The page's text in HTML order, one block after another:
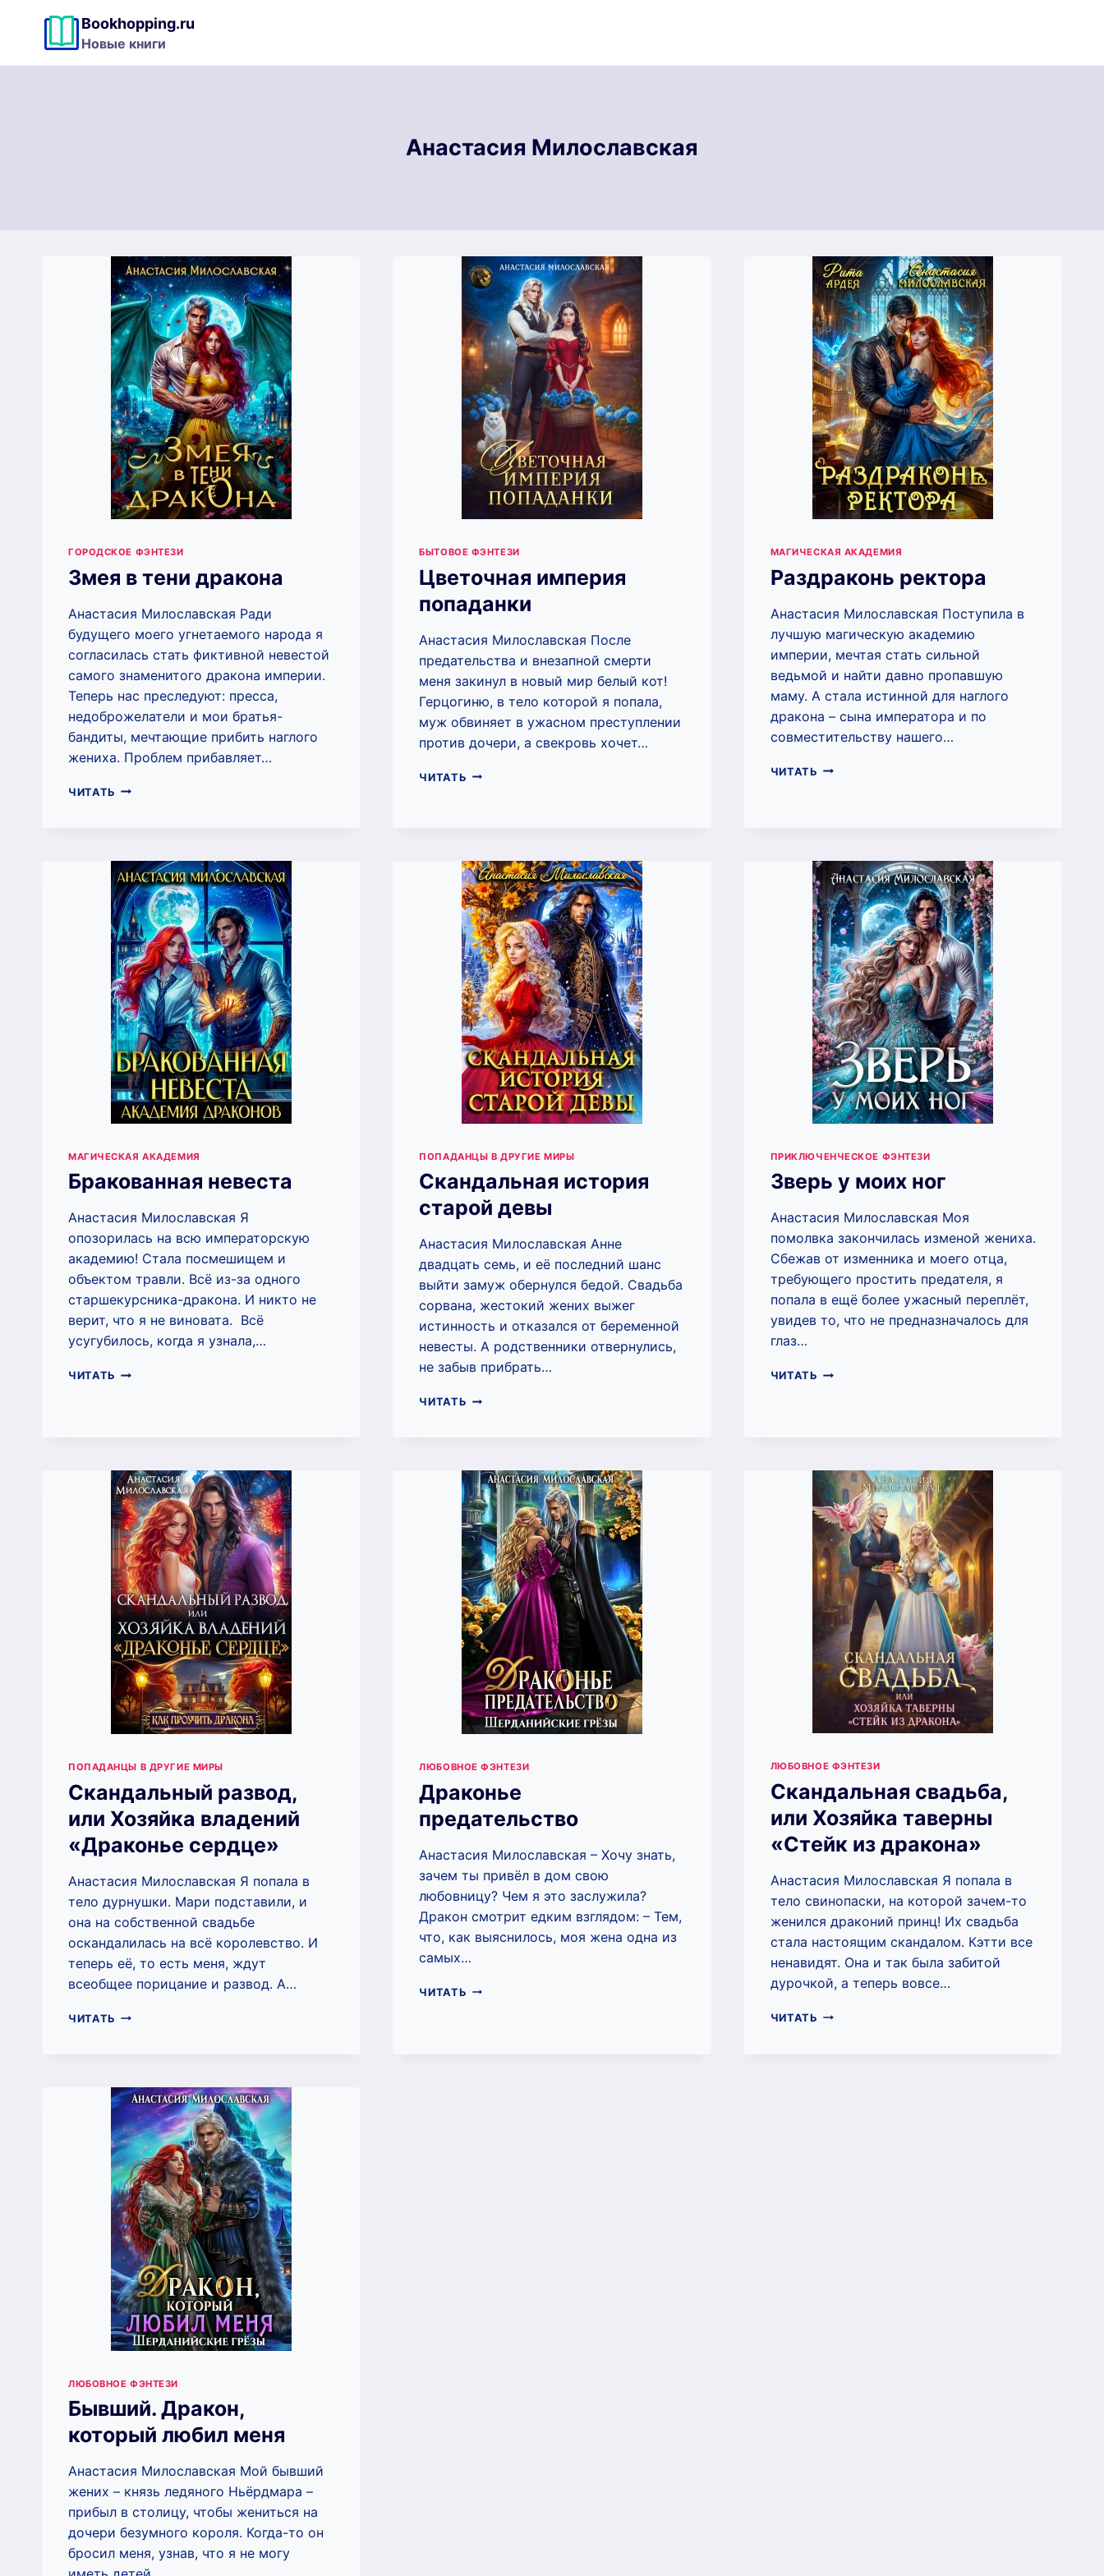
содержимому
Bookhopping.ru
Новые книги
Анастасия Милославская
ГОРОДСКОЕ ФЭНТЕЗИ
Змея в тени дракона
Анастасия Милославская Ради
будущего моего угнетаемого народа я
согласилась стать фиктивной невестой
самого знаменитого дракона империи.
Теперь нас преследуют: пресса,
недоброжелатели и мои братья-
бандиты, мечтающие прибить наглого
жениха. Проблем прибавляет…
ЧИТАТЬ ЗМЕЯ
БЫТОВОЕ ФЭНТЕЗИ
Цветочная империя
попаданки
Анастасия Милославская После
предательства и внезапной смерти
меня закинул в новый мир белый кот!
Герцогиню, в тело которой я попала,
муж обвиняет в ужасном преступлении
против дочери, а свекровь хочет…
ЧИТАТЬ ЦВЕТОЧНАЯ
МАГИЧЕСКАЯ АКАДЕМИЯ
Раздраконь ректора
Анастасия Милославская Поступила в
лучшую магическую академию
империи, мечтая стать сильной
ведьмой и найти давно пропавшую
маму. А стала истинной для наглого
дракона – сына императора и по
совместительству нашего…
ЧИТАТЬ РАЗДРАКОНЬ
МАГИЧЕСКАЯ АКАДЕМИЯ
Бракованная невеста
Анастасия Милославская Я
опозорилась на всю императорскую
академию! Стала посмешищем и
объектом травли. Всё из-за одного
старшекурсника-дракона. И никто не
верит, что я не виновата. Всё
усугубилось, когда я узнала,…
ЧИТАТЬ БРАКОВАННАЯ
ПОПАДАНЦЫ В ДРУГИЕ МИРЫ
Скандальная история
старой девы
Анастасия Милославская Анне
двадцать семь, и её последний шанс
выйти замуж обернулся бедой. Свадьба
сорвана, жестокий жених выжег
истинность и отказался от беременной
невесты. А родственники отвернулись,
не забыв прибрать…
ЧИТАТЬ СКАНДАЛЬНАЯ
ПРИКЛЮЧЕНЧЕСКОЕ ФЭНТЕЗИ
Зверь у моих ног
Анастасия Милославская Моя
помолвка закончилась изменой жениха.
Сбежав от изменника и моего отца,
требующего простить предателя, я
попала в ещё более ужасный переплёт,
увидев то, что не предназначалось для
глаз…
ЧИТАТЬ ЗВЕРЬ
ПОПАДАНЦЫ В ДРУГИЕ МИРЫ
Скандальный развод,
или Хозяйка владений
«Драконье сердце»
Анастасия Милославская Я попала в
тело дурнушки. Мари подставили, и
она на собственной свадьбе
оскандалилась на всё королевство. И
теперь её, то есть меня, ждут
всеобщее порицание и развод. А…
ЧИТАТЬ СКАНДАЛЬНЫЙ
«ДРАКОНЬЕ
СЕРДЦЕ»
ЛЮБОВНОЕ ФЭНТЕЗИ
Драконье
предательство
Анастасия Милославская – Хочу знать,
зачем ты привёл в дом свою
любовницу? Чем я это заслужила?
Дракон смотрит едким взглядом: – Тем,
что, как выяснилось, моя жена одна из
самых…
ЧИТАТЬ ДРАКОНЬЕ
ЛЮБОВНОЕ ФЭНТЕЗИ
Скандальная свадьба,
или Хозяйка таверны
«Стейк из дракона»
Анастасия Милославская Я попала в
тело свинопаски, на которой зачем-то
женился драконий принц! Их свадьба
стала настоящим скандалом. Кэтти все
ненавидят. Она и так была забитой
дурочкой, а теперь вовсе…
ЧИТАТЬ СКАНДАЛЬНАЯ
ЛЮБОВНОЕ ФЭНТЕЗИ
Бывший. Дракон,
который любил меня
Анастасия Милославская Мой бывший
жених – князь ледяного Ньёрдмара –
прибыл в столицу, чтобы жениться на
дочери безумного короля. Когда-то он
бросил меня, узнав, что я не могу